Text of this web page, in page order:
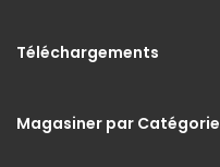
Téléchargements
Magasiner par Catégorie